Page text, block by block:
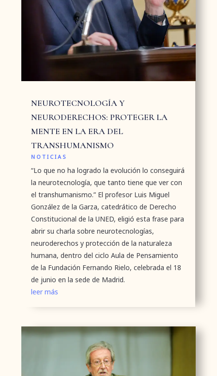
NEUROTECNOLOGÍA Y
NEURODERECHOS: PROTEGER LA
MENTE EN LA ERA DEL
TRANSHUMANISMO
NOTICIAS
“Lo que no ha logrado la evolución lo conseguirá
la neurotecnología, que tanto tiene que ver con
el transhumanismo.” El profesor Luis Miguel
González de la Garza, catedrático de Derecho
Constitucional de la UNED, eligió esta frase para
abrir su charla sobre neurotecnologías,
neuroderechos y protección de la naturaleza
humana, dentro del ciclo Aula de Pensamiento
de la Fundación Fernando Rielo, celebrada el 18
de junio en la sede de Madrid.
leer más